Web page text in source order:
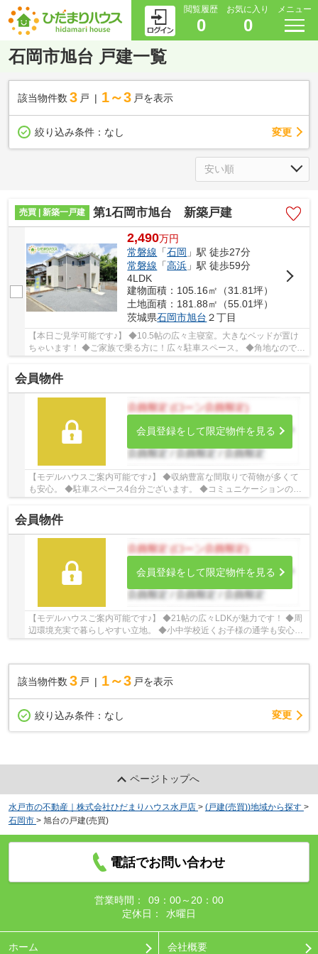
閲覧履歴
0
お気に入り
0
メニュー
石岡市旭台 戸建一覧
該当物件数 3 戸 1～3 戸を表示
絞り込み条件： なし 変更
売買 | 新築一戸建 第1石岡市旭台 新築戸建
2,490万円
常磐線 「石岡 」駅 徒歩27分
常磐線 「高浜 」駅 徒歩59分
4LDK
建物面積：105.16㎡（31.81坪）
土地面積：181.88㎡（55.01坪）
茨城県石岡市旭台 ２丁目
【本日ご見学可能です♪】 ◆10.5帖の広々主寝室。大きなベッドが置け
ちゃいます！ ◆ご家族で乗る方に！広々駐車スペース。 ◆角地なので開
会員物件
会員登録をして限定物件を見る
【モデルハウスご案内可能です♪】 ◆収納豊富な間取りで荷物が多くて
も安心。 ◆駐車スペース4台分ございます。 ◆コミュニケーションの取
会員物件
会員登録をして限定物件を見る
【モデルハウスご案内可能です♪】 ◆21帖の広々LDKが魅力です！ ◆周
辺環境充実で暮らしやすい立地。 ◆小中学校近くお子様の通学も安心。
☆Google口コミ240件以上☆お客様との出会いを...
該当物件数 3 戸 1～3 戸を表示
絞り込み条件： なし 変更
ページトップへ
水戸市の不動産｜株式会社ひだまりハウス水戸店 > (戸建(売買))地域から探す >
石岡市 > 旭台の戸建(売買)
電話でお問い合わせ
営業時間：
09：00～20：00
定休日：
水曜日
ホーム 会社概要